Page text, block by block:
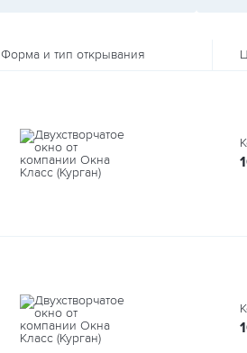
Форма и тип открывания